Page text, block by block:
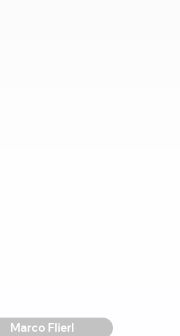
Marco Flierl